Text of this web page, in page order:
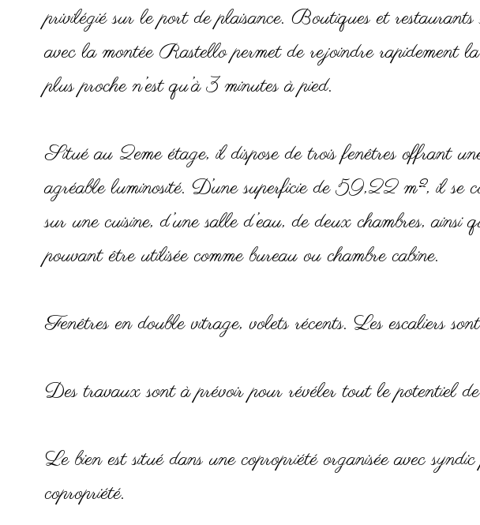
privilégié sur le port de plaisance. Boutiques et
avec la montée Rastello permet de rejoindre rapidement
plus proche n’est qu’à 3 minutes à pied.
Situé au 2eme étage, il dispose de trois fenêtres offrant
agréable luminosité. D’une superficie de 59,22 m², il se
sur une cuisine, d’une salle d’eau, de deux chambres, ainsi
pouvant être utilisée comme bureau ou chambre cabine.
Fenêtres en double vitrage, volets récents. Les escaliers
Des travaux sont à prévoir pour révéler tout le potentiel de
Le bien est situé dans une copropriété organisée avec
copropriété.